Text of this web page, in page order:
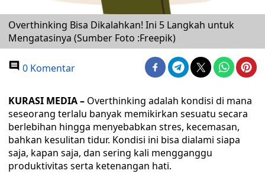
Overthinking Bisa Dikalahkan! Ini 5 Langkah untuk
Mengatasinya (Sumber Foto :Freepik)
0 Komentar
KURASI MEDIA – Overthinking adalah kondisi di mana
seseorang terlalu banyak memikirkan sesuatu secara
berlebihan hingga menyebabkan stres, kecemasan,
bahkan kesulitan tidur. Kondisi ini bisa dialami siapa
saja, kapan saja, dan sering kali mengganggu
produktivitas serta ketenangan hati.